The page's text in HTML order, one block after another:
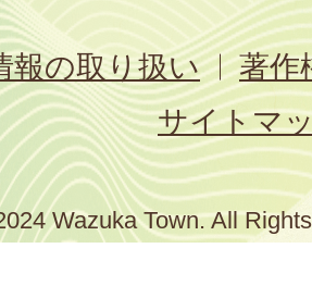
報の取り扱い
著作
サイトマ
Wazuka Town. All